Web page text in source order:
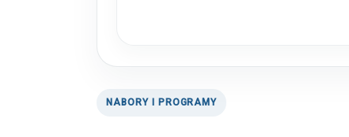
NABORY I PROGRAMY